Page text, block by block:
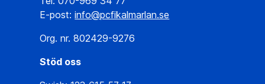
E-post:info@pcfikalmarlan.se
Org. nr. 802429-9276
Stöd oss